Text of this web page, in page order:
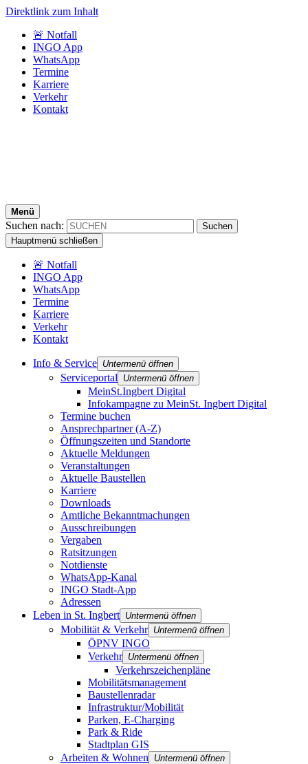
Direktlink zum Inhalt
🚨 Notfall
INGO App
WhatsApp
Termine
Karriere
Verkehr
Kontakt
Menü
Suchen nach:
Hauptmenü schließen
🚨 Notfall
INGO App
WhatsApp
Termine
Karriere
Verkehr
Kontakt
Info & Service Untermenü öffnen
Serviceportal Untermenü öffnen
MeinSt.Ingbert Digital
Infokampagne zu MeinSt. Ingbert Digital
Termine buchen
Ansprechpartner (A-Z)
Öffnungszeiten und Standorte
Aktuelle Meldungen
Veranstaltungen
Aktuelle Baustellen
Karriere
Downloads
Amtliche Bekanntmachungen
Ausschreibungen
Vergaben
Ratsitzungen
Notdienste
WhatsApp-Kanal
INGO Stadt-App
Adressen
Leben in St. Ingbert Untermenü öffnen
Mobilität & Verkehr Untermenü öffnen
ÖPNV INGO
Verkehr Untermenü öffnen
Verkehrszeichenpläne
Mobilitätsmanagement
Baustellenradar
Infrastruktur/Mobilität
Parken, E-Charging
Park & Ride
Stadtplan GIS
Arbeiten & Wohnen
Untermenü öffnen